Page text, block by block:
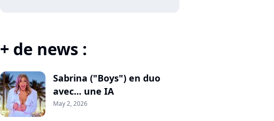
+ de news :
Sabrina ("Boys") en duo
avec... une IA
May 2, 2026